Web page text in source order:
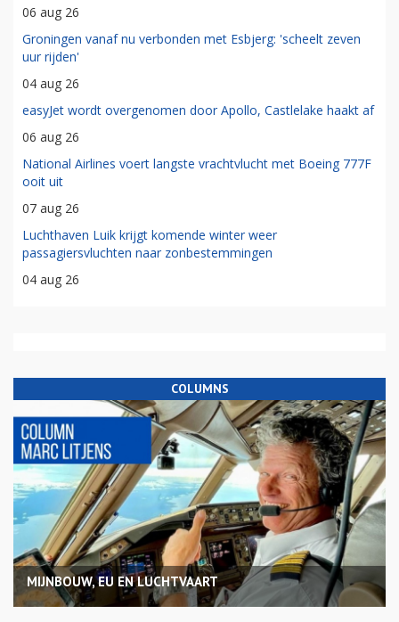
06 aug 26
Groningen vanaf nu verbonden met Esbjerg: 'scheelt zeven
uur rijden'
04 aug 26
easyJet wordt overgenomen door Apollo, Castlelake haakt af
06 aug 26
National Airlines voert langste vrachtvlucht met Boeing 777F
ooit uit
07 aug 26
Luchthaven Luik krijgt komende winter weer
passagiersvluchten naar zonbestemmingen
04 aug 26
COLUMNS
MIJNBOUW, EU EN LUCHTVAART